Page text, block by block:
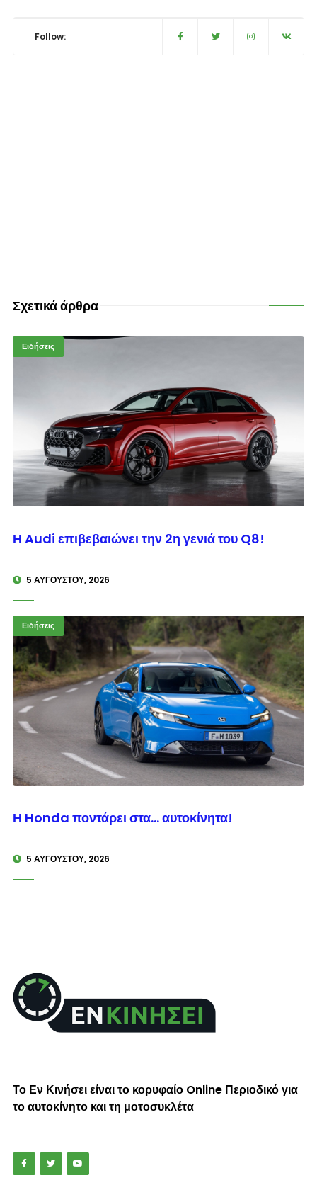
Follow:
Σχετικά άρθρα
Ειδήσεις
© enkinisi.gr
Η Audi επιβεβαιώνει την 2η γενιά του Q8!
5 ΑΥΓΟΎΣΤΟΥ, 2026
Ειδήσεις
Η Honda ποντάρει στα… αυτοκίνητα!
5 ΑΥΓΟΎΣΤΟΥ, 2026
Το Εν Κινήσει είναι το κορυφαίο Online Περιοδικό για
το αυτοκίνητο και τη μοτοσυκλέτα